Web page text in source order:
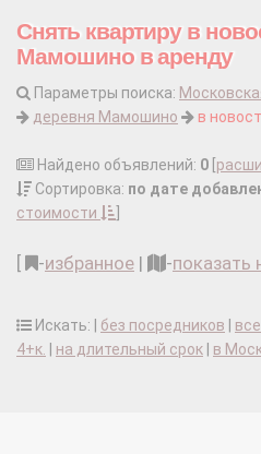
Снять квартиру в
Мамошино в аренду
Параметры поиска:
деревня Мамошино
в
Найдено объявлений: 0
Сортировка: по дате
стоимости
-избранное | -показать
Искать: | без посредников
4+к.
на длительный срок в